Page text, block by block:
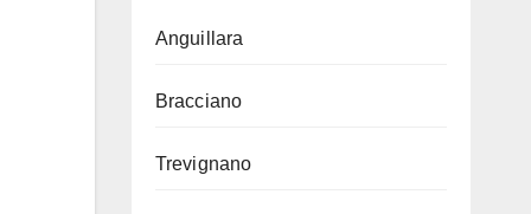
Anguillara
Bracciano
Trevignano